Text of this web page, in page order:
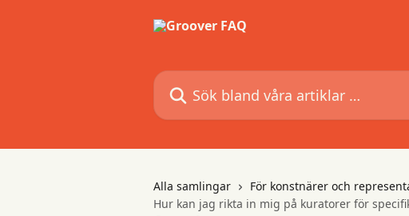
Sök bland våra artiklar …
Alla samlingar För konstnärer och
Hur kan jag rikta in mig på kuratorer för